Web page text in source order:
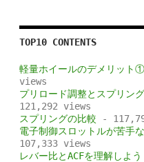
TOP10 CONTENTS
軽量ホイールのデメリット①
views
プリロード調整とスプリン
121,292 views
スプリングの比較 -
電子制御スロットルが苦手な
107,333 views
レバー比とACFを理解しよ